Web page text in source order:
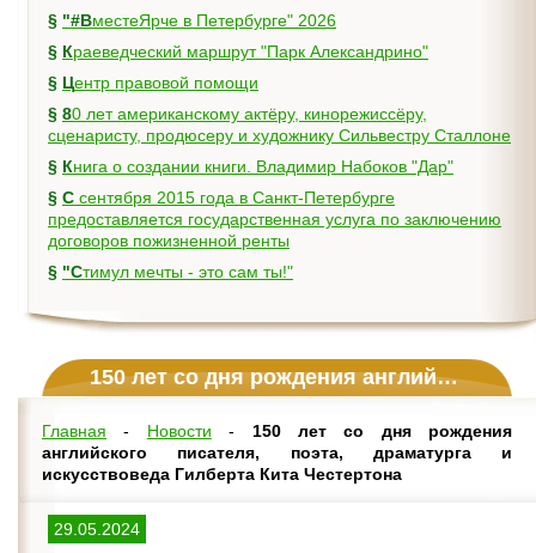
§
"#ВместеЯрче в Петербурге" 2026
§
Краеведческий маршрут "Парк Александрино"
§
Центр правовой помощи
§ 80 лет американскому актёру, кинорежиссёру,
сценаристу, продюсеру и художнику Сильвестру Сталлоне
§
Книга о создании книги. Владимир Набоков "Дар"
§ С сентября 2015 года в Санкт-Петербурге
предоставляется государственная услуга по заключению
договоров пожизненной ренты
§
"Стимул мечты - это сам ты!"
150 лет со дня рождения английского писателя, поэта, драматурга и искусствоведа Гилберта Кита Честертона
Главная - Новости - 150 лет со дня рождения
английского писателя, поэта, драматурга и
искусствоведа Гилберта Кита Честертона
29.05.2024